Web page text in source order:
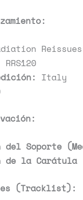
Reissues
RRS120
Italy
del Soporte
de la Carátula
(Tracklist):